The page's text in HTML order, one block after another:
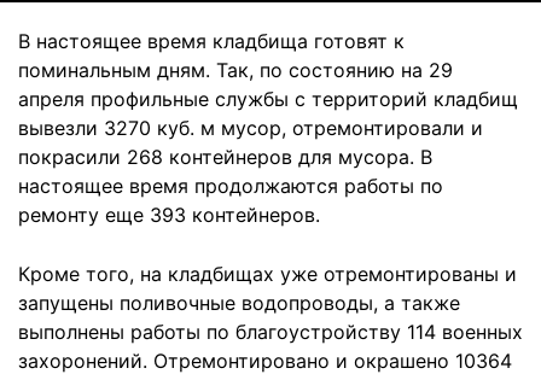
В настоящее время кладбища готовят к
поминальным дням. Так, по состоянию на 29
апреля профильные службы с территорий кладбищ
вывезли 3270 куб. м мусор, отремонтировали и
покрасили 268 контейнеров для мусора. В
настоящее время продолжаются работы по
ремонту еще 393 контейнеров.
Кроме того, на кладбищах уже отремонтированы и
запущены поливочные водопроводы, а также
выполнены работы по благоустройству 114 военных
захоронений. Отремонтировано и окрашено 10364